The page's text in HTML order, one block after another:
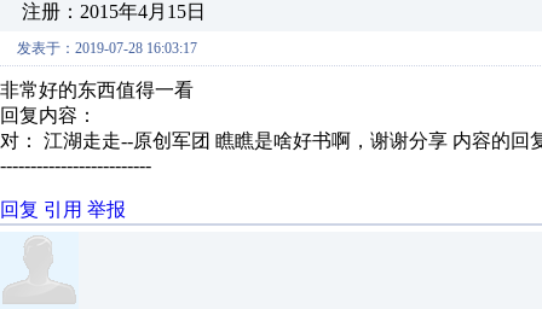
注册：2015年4月15日
发表于：2019-07-28 16:03:17
非常好的东西值得一看
回复内容：
对： 江湖走走--原创军团 瞧瞧是啥好书啊，谢谢分享 内容的回
-------------------------
回复 引用 举报